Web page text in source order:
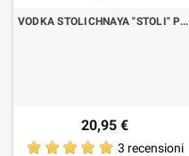
VODKA STOLICHNAYA "STOLI" PREMIUM LT.1
20,95 €
3 recensioni